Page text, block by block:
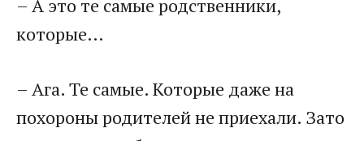
– А это те самые родственники,
которые…
– Ага. Те самые. Которые даже на
похороны родителей не приехали. Зато